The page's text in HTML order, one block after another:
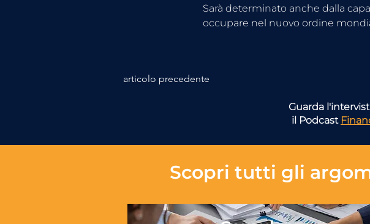
Sarà determinato anche dalla
occupare nel nuovo ordine
articolo precedente
Guarda
il Podcast
Scopri tutti gli